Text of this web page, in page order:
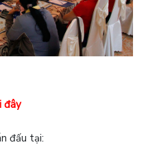
đây
đấu tại: